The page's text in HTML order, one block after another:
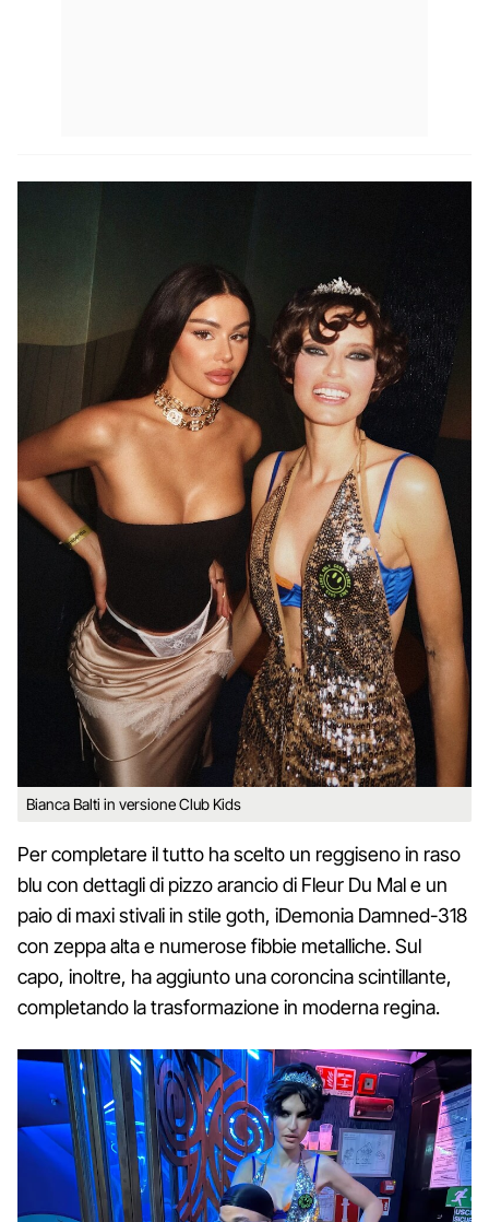
Bianca Balti in versione Club Kids
Per completare il tutto ha scelto un reggiseno in raso
blu con dettagli di pizzo arancio di Fleur Du Mal e un
paio di maxi stivali in stile goth, iDemonia Damned-318
con zeppa alta e numerose fibbie metalliche. Sul
capo, inoltre, ha aggiunto una coroncina scintillante,
completando la trasformazione in moderna regina.